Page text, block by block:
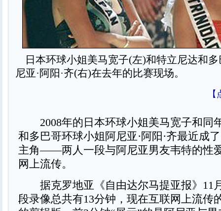
日本环球小姐美马宽子(左)和特立尼达和
尼亚·阿阳·齐(右)在去年的比赛现场。
2008年的日本环球小姐美马宽子和同
和多巴哥环球小姐阿尼亚·阿阳·齐最近成
主角——两人一段与阿尼亚男友韦特的性
网上流传。
据克罗地亚《自由达尔马提亚报》11
段录像总共有13分钟，现在互联网上流传